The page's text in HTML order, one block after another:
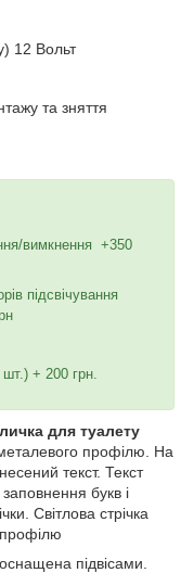
12 Вольт
та зняття
вимкнення +350
підсвічування
+ 200 грн.
для туалету
профілю. На
текст. Текст
букв і
Світлова стрічка
підвісами.